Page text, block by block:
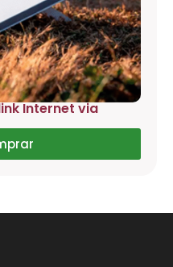
Internet via